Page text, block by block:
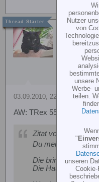
Nickmick
Senior
03.09.2010, 22:14
AW: TRex 550 -
Zitat von
D_U_K_E
Du meinst die
Die bringen zwar
Die Haube drückts
Nutzer
von
unsere
Werbe-
teilen.
"
unseren